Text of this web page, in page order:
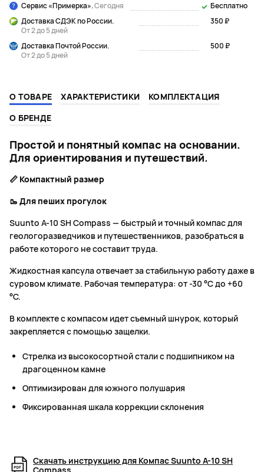
Сервис «Примерка».Сегодня
Бесплатно
Доставка СДЭК по России.
От 2 до 5 дней
350 ₽
Доставка Почтой России.
От 2 до 5 дней
500 ₽
О ТОВАРЕ ХАРАКТЕРИСТИКИ
КОМПЛЕКТАЦИЯ
О БРЕНДЕ
Простой и понятный компас на основании.
Для ориентирования и путешествий.
📏 Компактный размер
🥾 Для пеших прогулок
Suunto A-10 SH Compass — быстрый и точный компас для
геологоразведчиков и путешественников, разобраться в
работе которого не составит труда.
Жидкостная капсула отвечает за стабильную работу даже в
суровом климате. Рабочая температура: от -30 °C до +60
°C.
В комплекте с компасом идет съемный шнурок, который
закрепляется с помощью защелки.
Стрелка из высокосортной стали с подшипником на
драгоценном камне
Оптимизирован для южного полушария
Фиксированная шкала коррекции склонения
Скачать инструкцию для Компас Suunto A-10 SH